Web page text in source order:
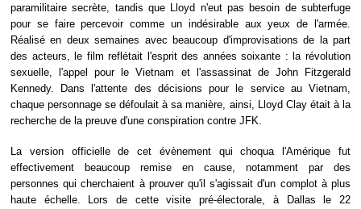
paramilitaire secrète, tandis que Lloyd n'eut pas besoin de subterfuge
pour se faire percevoir comme un indésirable aux yeux de l'armée.
Réalisé en deux semaines avec beaucoup d'improvisations de la part
des acteurs, le film reflétait l'esprit des années soixante : la révolution
sexuelle, l'appel pour le Vietnam et l'assassinat de John Fitzgerald
Kennedy. Dans l'attente des décisions pour le service au Vietnam,
chaque personnage se défoulait à sa manière, ainsi, Lloyd Clay était à la
recherche de la preuve d'une conspiration contre JFK.
La version officielle de cet évènement qui choqua l'Amérique fut
effectivement beaucoup remise en cause, notamment par des
personnes qui cherchaient à prouver qu'il s'agissait d'un complot à plus
haute échelle. Lors de cette visite pré-électorale, à Dallas le 22